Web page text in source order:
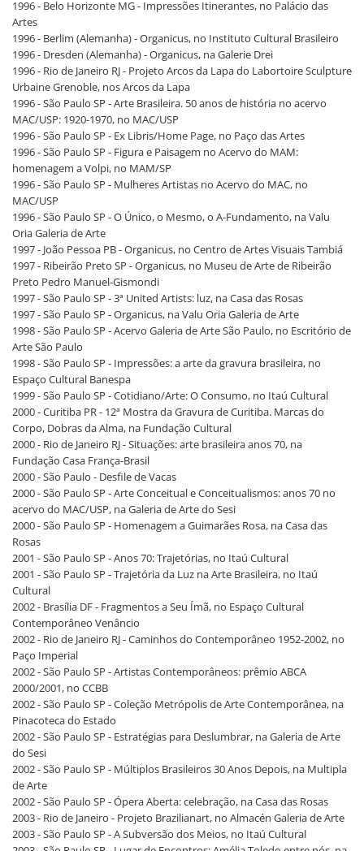
1996 - Belo Horizonte MG - Impressões Itinerantes, no Palácio das
Artes
1996 - Berlim (Alemanha) - Organicus, no Instituto Cultural Brasileiro
1996 - Dresden (Alemanha) - Organicus, na Galerie Drei
1996 - Rio de Janeiro RJ - Projeto Arcos da Lapa do Labortoire Sculpture
Urbaine Grenoble, nos Arcos da Lapa
1996 - São Paulo SP - Arte Brasileira. 50 anos de história no acervo
MAC/USP: 1920-1970, no MAC/USP
1996 - São Paulo SP - Ex Libris/Home Page, no Paço das Artes
1996 - São Paulo SP - Figura e Paisagem no Acervo do MAM:
homenagem a Volpi, no MAM/SP
1996 - São Paulo SP - Mulheres Artistas no Acervo do MAC, no
MAC/USP
1996 - São Paulo SP - O Único, o Mesmo, o A-Fundamento, na Valu
Oria Galeria de Arte
1997 - João Pessoa PB - Organicus, no Centro de Artes Visuais Tambiá
1997 - Ribeirão Preto SP - Organicus, no Museu de Arte de Ribeirão
Preto Pedro Manuel-Gismondi
1997 - São Paulo SP - 3ª United Artists: luz, na Casa das Rosas
1997 - São Paulo SP - Organicus, na Valu Oria Galeria de Arte
1998 - São Paulo SP - Acervo Galeria de Arte São Paulo, no Escritório de
Arte São Paulo
1998 - São Paulo SP - Impressões: a arte da gravura brasileira, no
Espaço Cultural Banespa
1999 - São Paulo SP - Cotidiano/Arte: O Consumo, no Itaú Cultural
2000 - Curitiba PR - 12ª Mostra da Gravura de Curitiba. Marcas do
Corpo, Dobras da Alma, na Fundação Cultural
2000 - Rio de Janeiro RJ - Situações: arte brasileira anos 70, na
Fundação Casa França-Brasil
2000 - São Paulo - Desfile de Vacas
2000 - São Paulo SP - Arte Conceitual e Conceitualismos: anos 70 no
acervo do MAC/USP, na Galeria de Arte do Sesi
2000 - São Paulo SP - Homenagem a Guimarães Rosa, na Casa das
Rosas
2001 - São Paulo SP - Anos 70: Trajetórias, no Itaú Cultural
2001 - São Paulo SP - Trajetória da Luz na Arte Brasileira, no Itaú
Cultural
2002 - Brasília DF - Fragmentos a Seu Ímã, no Espaço Cultural
Contemporâneo Venâncio
2002 - Rio de Janeiro RJ - Caminhos do Contemporâneo 1952-2002, no
Paço Imperial
2002 - São Paulo SP - Artistas Contemporâneos: prêmio ABCA
2000/2001, no CCBB
2002 - São Paulo SP - Coleção Metrópolis de Arte Contemporânea, na
Pinacoteca do Estado
2002 - São Paulo SP - Estratégias para Deslumbrar, na Galeria de Arte
do Sesi
2002 - São Paulo SP - Múltiplos Brasileiros 30 Anos Depois, na Multipla
de Arte
2002 - São Paulo SP - Ópera Aberta: celebração, na Casa das Rosas
2003 - Rio de Janeiro - Projeto Brazilianart, no Almacén Galeria de Arte
2003 - São Paulo SP - A Subversão dos Meios, no Itaú Cultural